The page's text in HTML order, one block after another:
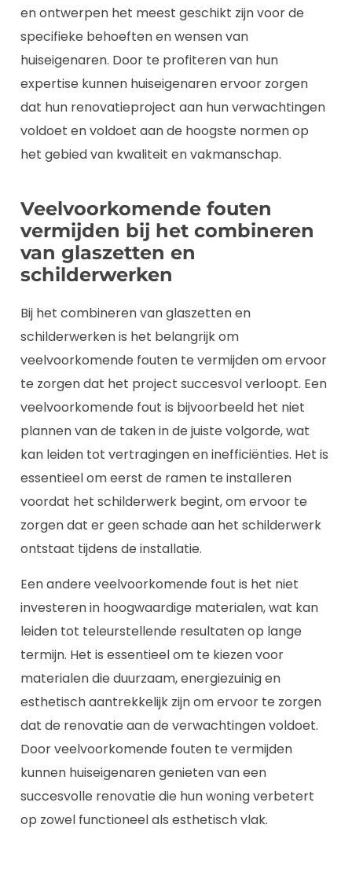
en ontwerpen het meest geschikt zijn voor de
specifieke behoeften en wensen van
huiseigenaren. Door te profiteren van hun
expertise kunnen huiseigenaren ervoor zorgen
dat hun renovatieproject aan hun verwachtingen
voldoet en voldoet aan de hoogste normen op
het gebied van kwaliteit en vakmanschap.
Veelvoorkomende fouten
vermijden bij het combineren
van glaszetten en
schilderwerken
Bij het combineren van glaszetten en
schilderwerken is het belangrijk om
veelvoorkomende fouten te vermijden om ervoor
te zorgen dat het project succesvol verloopt. Een
veelvoorkomende fout is bijvoorbeeld het niet
plannen van de taken in de juiste volgorde, wat
kan leiden tot vertragingen en inefficiënties. Het is
essentieel om eerst de ramen te installeren
voordat het schilderwerk begint, om ervoor te
zorgen dat er geen schade aan het schilderwerk
ontstaat tijdens de installatie.
Een andere veelvoorkomende fout is het niet
investeren in hoogwaardige materialen, wat kan
leiden tot teleurstellende resultaten op lange
termijn. Het is essentieel om te kiezen voor
materialen die duurzaam, energiezuinig en
esthetisch aantrekkelijk zijn om ervoor te zorgen
dat de renovatie aan de verwachtingen voldoet.
Door veelvoorkomende fouten te vermijden
kunnen huiseigenaren genieten van een
succesvolle renovatie die hun woning verbetert
op zowel functioneel als esthetisch vlak.